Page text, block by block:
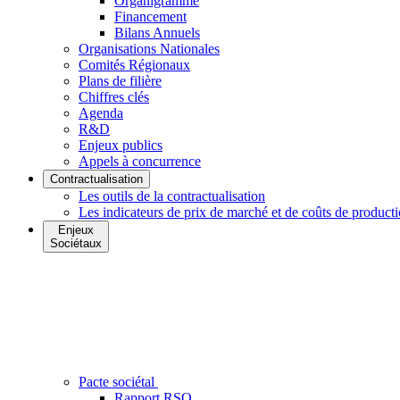
Financement
Bilans Annuels
Organisations Nationales
Comités Régionaux
Plans de filière
Chiffres clés
Agenda
R&D
Enjeux publics
Appels à concurrence
Contractualisation
Les outils de la contractualisation
Les indicateurs de prix de marché et de coûts de
Enjeux
Sociétaux
Pacte sociétal